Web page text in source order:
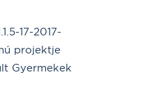
17-2017-
projektje
Gyermekek